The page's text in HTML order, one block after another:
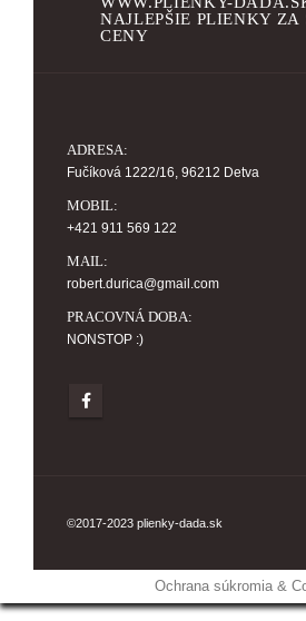
NAJLEPŠIE PLIENKY ZA
CENY
ADRESA:
Fučíková 1222/16, 96212 Detva
MOBIL:
+421 911 569 122
MAIL:
robert.durica@gmail.com
PRACOVNÁ DOBA:
NONSTOP :)
©2017-2023 plienky-dada.sk
Ochrana súkromia &